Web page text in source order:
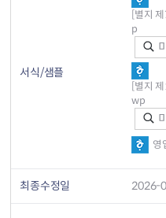
서식/샘플
[별지
p
[별지
wp
영
최종수정일 2026-